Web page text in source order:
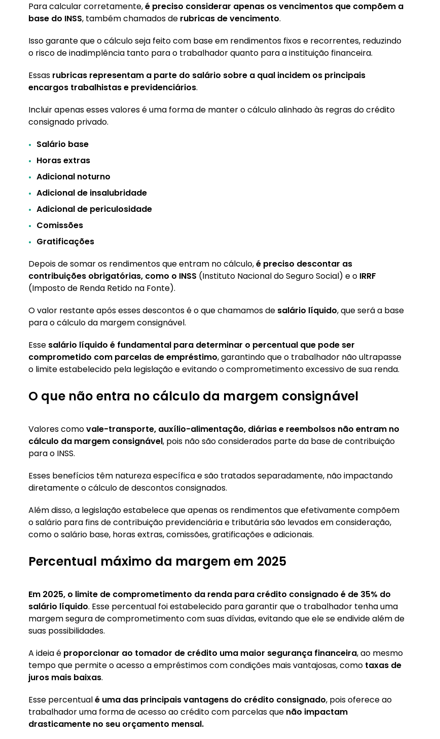
Para calcular corretamente,é preciso considerar apenas os vencimentos que compõem a
base do INSS, também chamados de rubricas de vencimento.
Isso garante que o cálculo seja feito com base em rendimentos fixos e recorrentes, reduzindo
o risco de inadimplência tanto para o trabalhador quanto para a instituição financeira.
Essas rubricas representam a parte do salário sobre a qual incidem os principais
encargos trabalhistas e previdenciários.
Incluir apenas esses valores é uma forma de manter o cálculo alinhado às regras do crédito
consignado privado.
Salário base
Horas extras
Adicional noturno
Adicional de insalubridade
Adicional de periculosidade
Comissões
Gratificações
Depois de somar os rendimentos que entram no cálculo,é preciso descontar as
contribuições obrigatórias, como o INSS (Instituto Nacional do Seguro Social) e o IRRF
(Imposto de Renda Retido na Fonte).
O valor restante após esses descontos é o que chamamos de salário líquido, que será a base
para o cálculo da margem consignável.
Esse salário líquido é fundamental para determinar o percentual que pode ser
comprometido com parcelas de empréstimo, garantindo que o trabalhador não ultrapasse
o limite estabelecido pela legislação e evitando o comprometimento excessivo de sua renda.
O que não entra no cálculo da margem consignável
Valores comovale-transporte, auxílio-alimentação, diárias e reembolsos não entram no
cálculo da margem consignável, pois não são considerados parte da base de contribuição
para o INSS.
Esses benefícios têm natureza específica e são tratados separadamente, não impactando
diretamente o cálculo de descontos consignados.
Além disso, a legislação estabelece que apenas os rendimentos que efetivamente compõem
o salário para fins de contribuição previdenciária e tributária são levados em consideração,
como o salário base, horas extras, comissões, gratificações e adicionais.
Percentual máximo da margem em 2025
Em 2025, o limite de comprometimento da renda para crédito consignado é de 35% do
salário líquido. Esse percentual foi estabelecido para garantir que o trabalhador tenha uma
margem segura de comprometimento com suas dívidas, evitando que ele se endivide além de
suas possibilidades.
A ideia é proporcionar ao tomador de crédito uma maior segurança financeira, ao mesmo
tempo que permite o acesso a empréstimos com condições mais vantajosas, como taxas de
juros mais baixas.
Esse percentualé uma das principais vantagens do crédito consignado, pois oferece ao
trabalhador uma forma de acesso ao crédito com parcelas que não impactam
drasticamente no seu orçamento mensal.